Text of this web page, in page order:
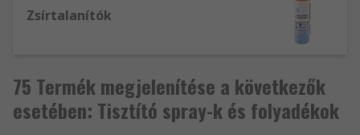
Zsírtalanítók
75 Termék megjelenítése a következők
esetében: Tisztító spray-k és folyadékok